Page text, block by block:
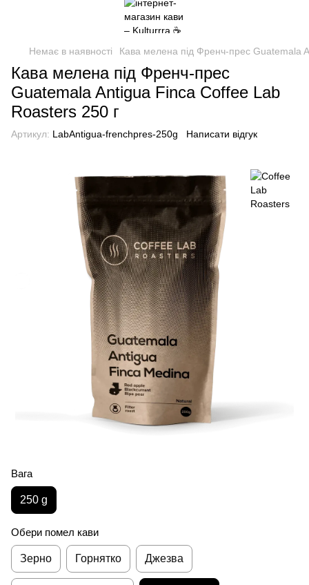
Немає в наявності Кава мелена під Френч-прес Guatemala
Кава мелена під Френч-прес
Guatemala Antigua Finca Coffee Lab
Roasters 250 г
Артикул: LabAntigua-frenchpres-250g Написати відгук
Вага
250 g
Обери помел кави
Зерно Горнятко Джезва